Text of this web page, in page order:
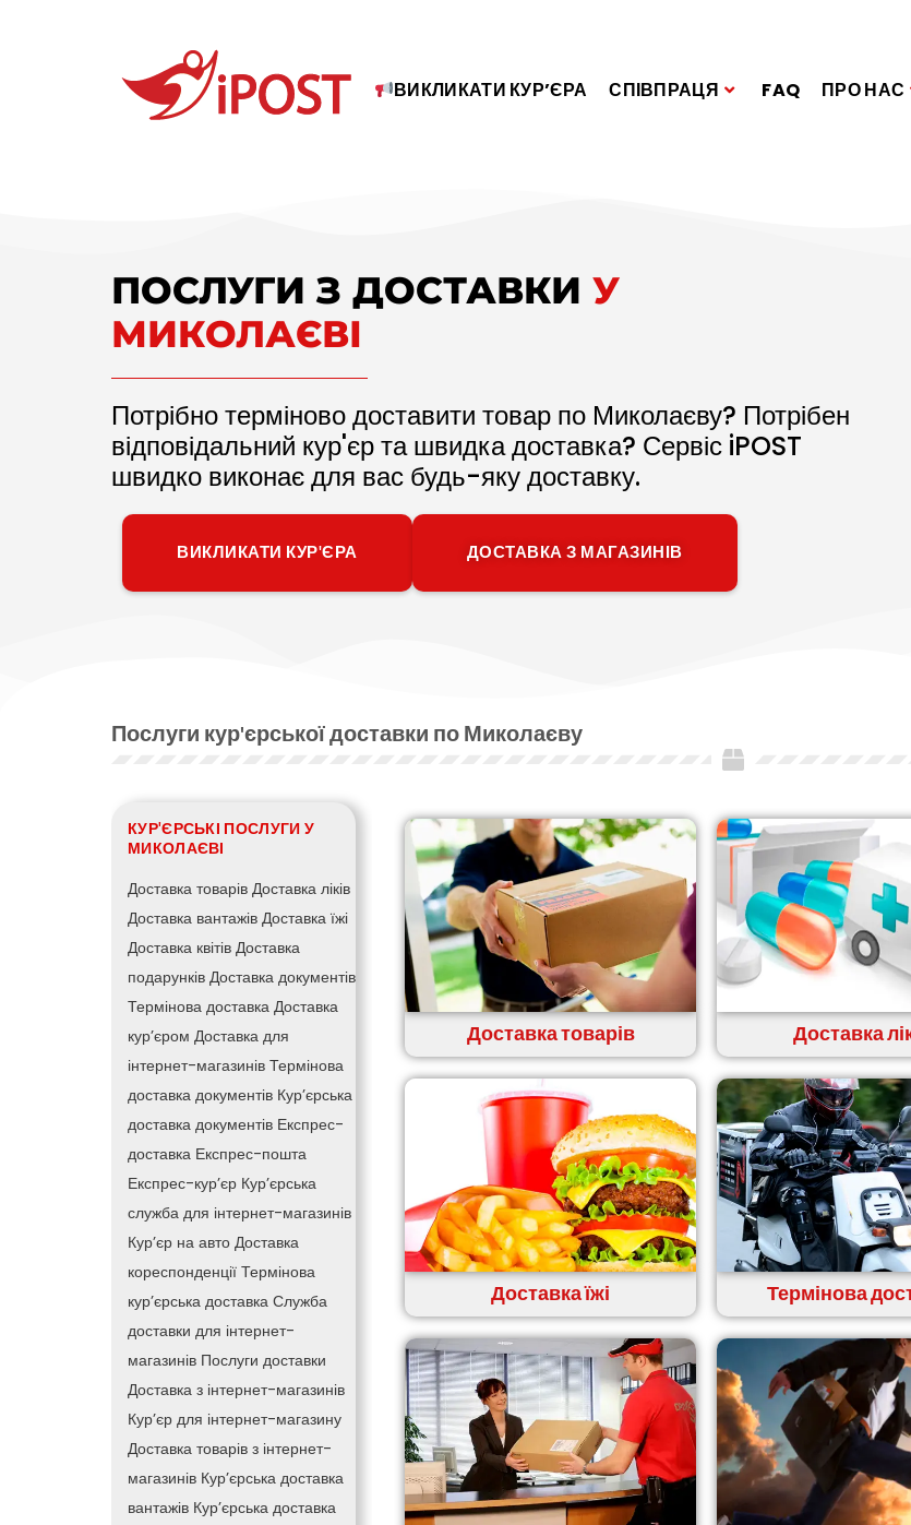
ВИКЛИКАТИ КУР’ЄРА СПІВПРАЦЯ FAQ ПРО НАС
ПОСЛУГИ З ДОСТАВКИ У
МИКОЛАЄВІ
Потрібно терміново доставити товар по Миколаєву? Потрібен
відповідальний кур'єр та швидка доставка? Сервіс iPOST
швидко виконає для вас будь-яку доставку.
ВИКЛИКАТИ КУР'ЄРА ДОСТАВКА З МАГАЗИНІВ
Послуги кур'єрської доставки по Миколаєву
КУР'ЄРСЬКІ ПОСЛУГИ У
МИКОЛАЄВІ
Доставка товарів Доставка ліків
Доставка вантажів Доставка їжі
Доставка квітів Доставка
подарунків Доставка документів
Термінова доставка Доставка
кур’єром Доставка для
інтернет-магазинів Термінова
доставка документів Кур’єрська
доставка документів Експрес-
доставка Експрес-пошта
Експрес-кур’єр Кур’єрська
служба для інтернет-магазинів
Кур’єр на авто Доставка
кореспонденції Термінова
кур’єрська доставка Служба
доставки для інтернет-
магазинів Послуги доставки
Доставка з інтернет-магазинів
Кур’єр для інтернет-магазину
Доставка товарів з інтернет-
магазинів Кур’єрська доставка
вантажів Кур’єрська доставка
Доставка товарів Доставка
Доставка їжі Термінова